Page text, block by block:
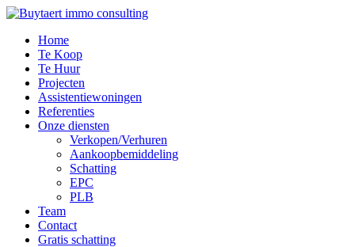
Home
Te Koop
Te Huur
Projecten
Assistentiewoningen
Referenties
Onze diensten
Verkopen/Verhuren
Aankoopbemiddeling
Schatting
EPC
PLB
Team
Contact
Gratis schatting